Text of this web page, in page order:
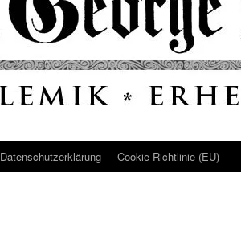
Datenschutz­erklärung Cookie-Richtlinie (EU)